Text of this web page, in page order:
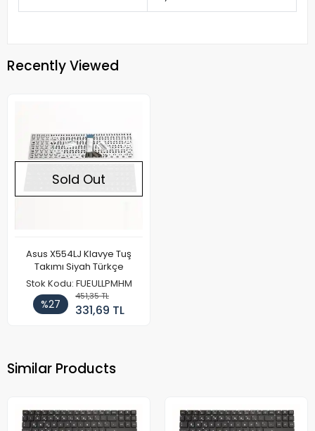
Recently Viewed
Sold Out
Asus X554LJ Klavye Tuş
Takımı Siyah Türkçe
Stok Kodu: FUEULLPMHM
%27
451,35 TL
331,69 TL
Similar Products